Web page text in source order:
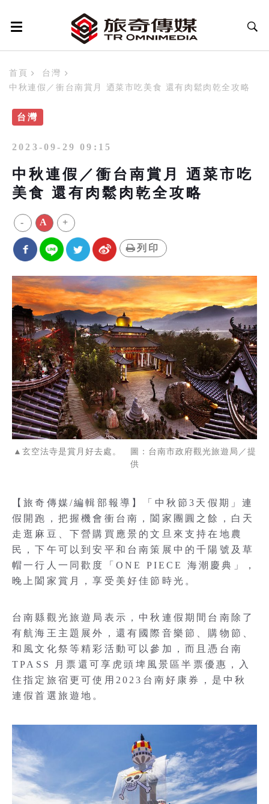
首頁
台灣
中秋連假／衝台南賞月 迺菜市吃美食 還有肉鬆肉乾全攻略
台灣
2023-09-29 09:15
中秋連假／衝台南賞月 迺菜市吃
美食 還有肉鬆肉乾全攻略
- A +
列印
▲玄空法寺是賞月好去處。 圖：台南市政府觀光旅遊局／提
供
【旅奇傳媒/編輯部報導】「中秋節3天假期」連
假開跑，把握機會衝台南，闔家團圓之餘，白天
走逛麻豆、下營購買應景的文旦來支持在地農
民，下午可以到安平和台南策展中的千陽號及草
帽一行人一同歡度「ONE PIECE 海潮慶典」，
晚上闔家賞月，享受美好佳節時光。
台南縣觀光旅遊局表示，中秋連假期間台南除了
有航海王主題展外，還有國際音樂節、購物節、
和風文化祭等精彩活動可以參加，而且憑台南
TPASS 月票還可享虎頭埤風景區半票優惠，入
住指定旅宿更可使用2023台南好康券，是中秋
連假首選旅遊地。